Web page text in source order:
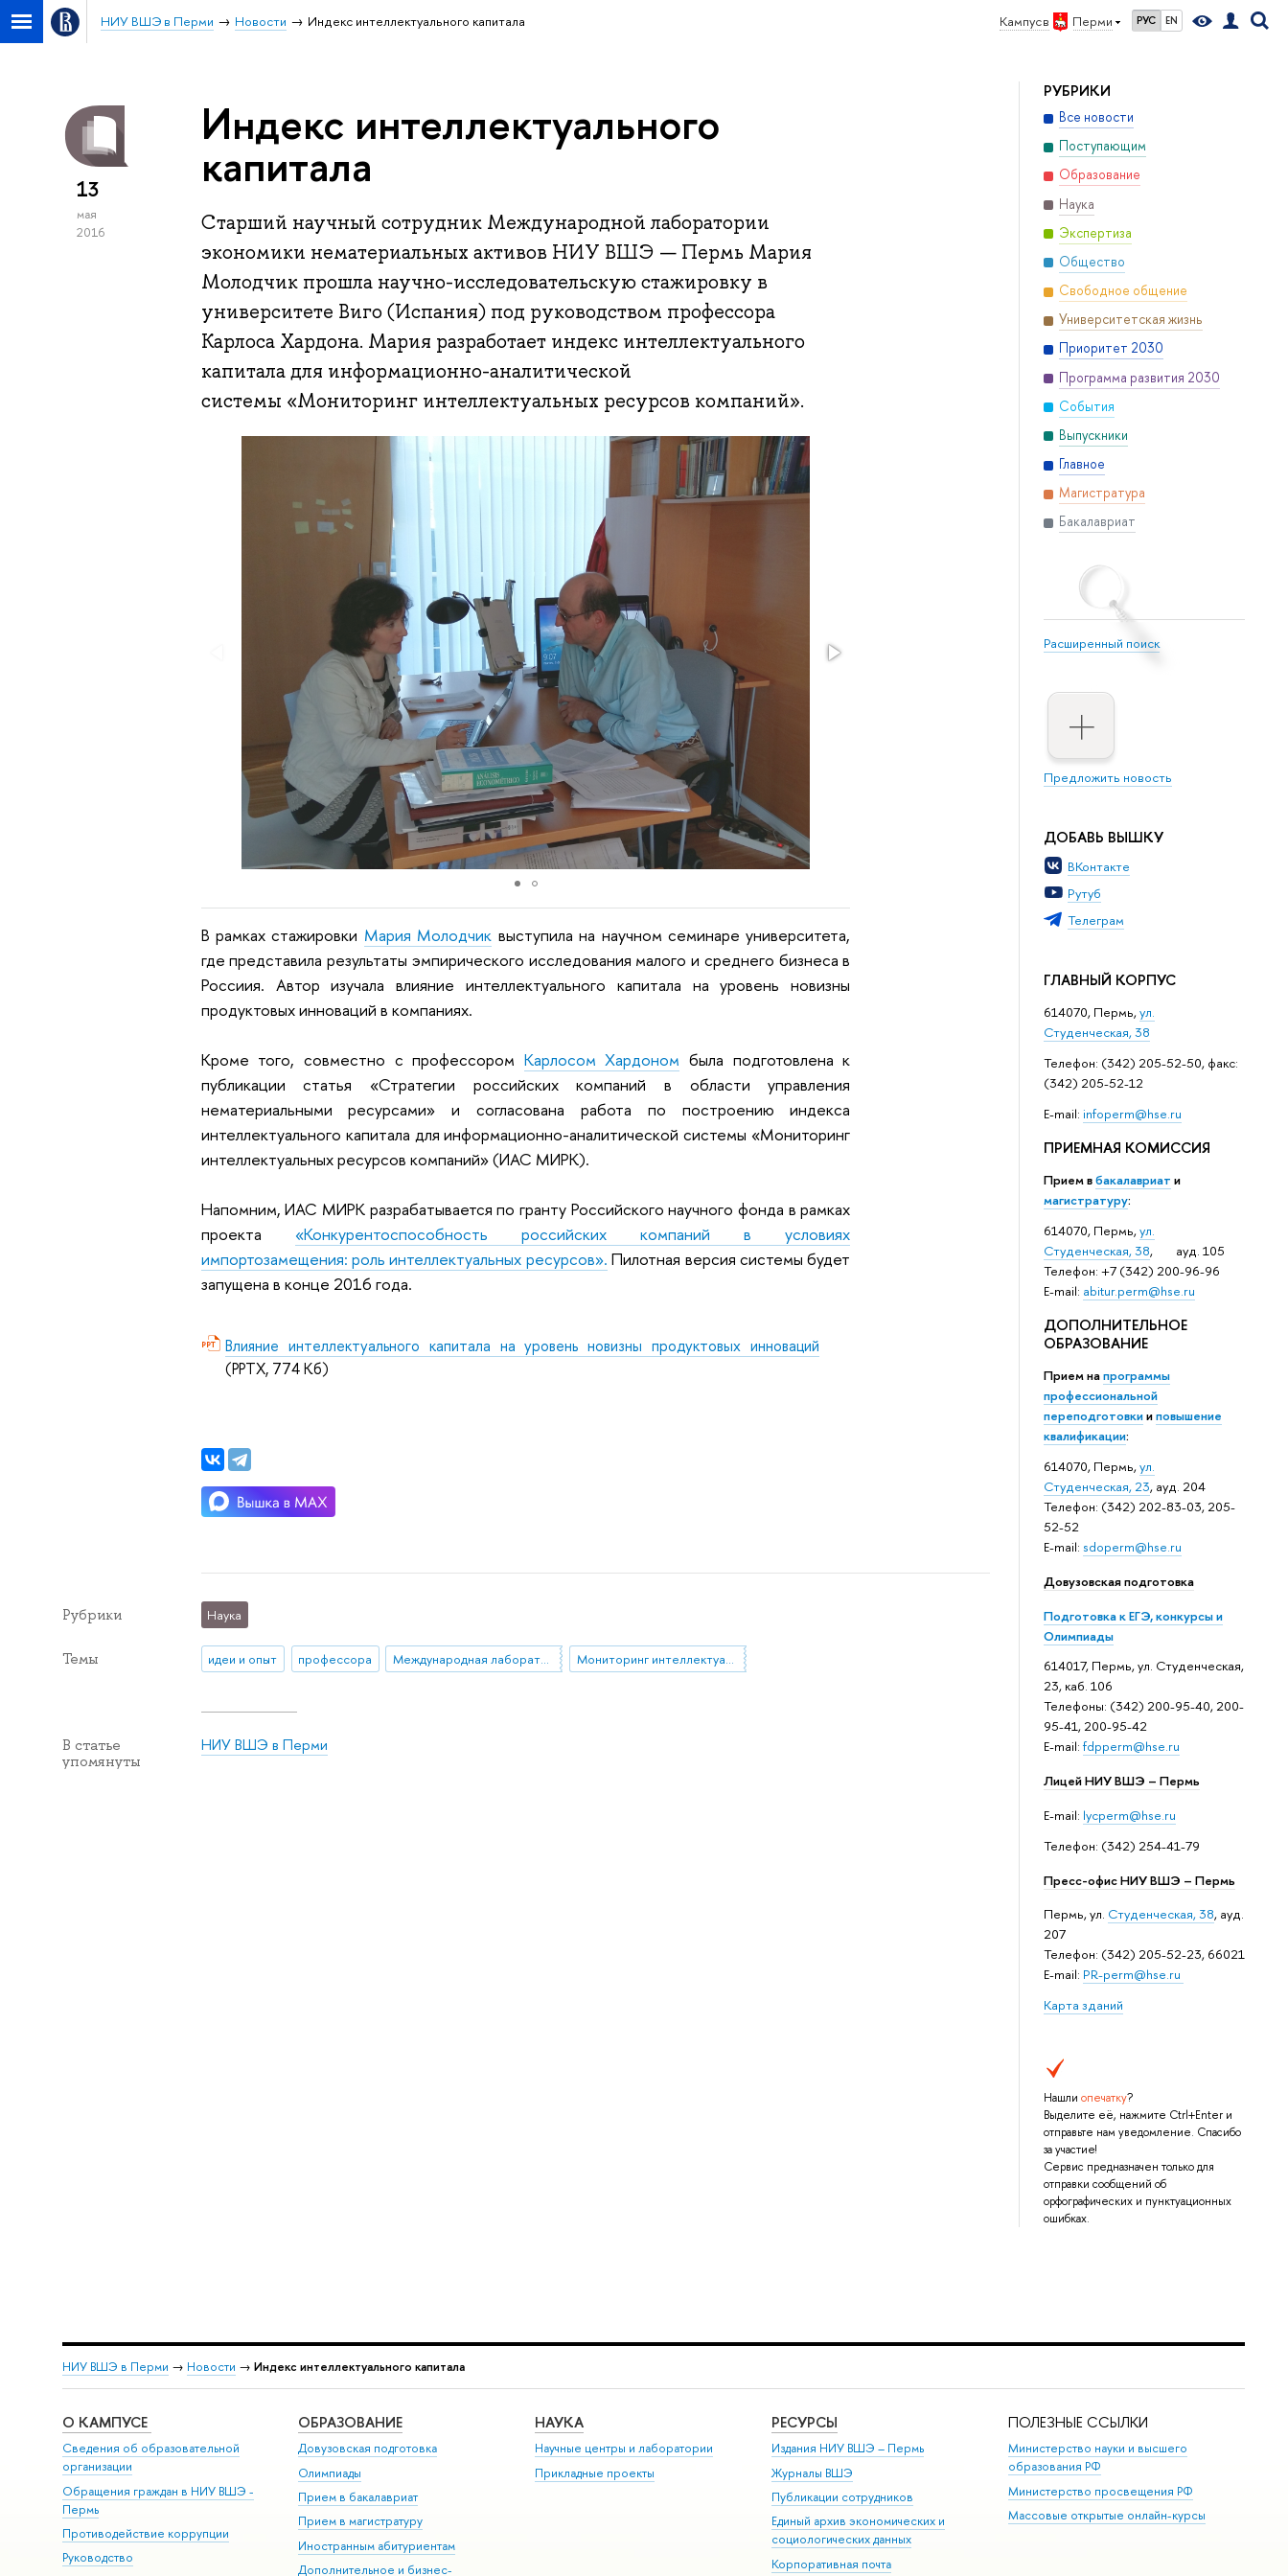
Кампус в Перми РУС EN
НИУ ВШЭ в Перми Новости Индекс интеллектуального капитала
РУБРИКИ
Все новости
Поступающим
Образование
Наука
Экспертиза
Общество
Свободное общение
Университетская жизнь
Приоритет 2030
Программа развития 2030
События
Выпускники
Главное
Магистратура
Бакалавриат
Расширенный поиск
Предложить новость
ДОБАВЬ ВЫШКУ
ВКонтакте
Рутуб
Телеграм
ГЛАВНЫЙ КОРПУС
614070, Пермь,ул.
Студенческая, 38
Телефон: (342) 205-52-50, факс:
(342) 205-52-12
Е-mail: infoperm@hse.ru
ПРИЕМНАЯ КОМИССИЯ
Прием вбакалавриат и
магистратуру:
614070, Пермь,ул.
Студенческая, 38, ауд. 105
Телефон: +7 (342) 200-96-96
E-mail: abitur.perm@hse.ru
ДОПОЛНИТЕЛЬНОЕ
ОБРАЗОВАНИЕ
Прием напрограммы
профессиональной
переподготовкииповышение
квалификации:
614070, Пермь,ул.
Студенческая, 23, ауд. 204
Телефон: (342) 202-83-03, 205-
52-52
E-mail: sdoperm@hse.ru
Довузовская подготовка
Подготовка к ЕГЭ, конкурсы и
Олимпиады
614017, Пермь, ул. Студенческая,
23, каб. 106
Телефоны: (342) 200-95-40, 200-
95-41, 200-95-42
E-mail: fdpperm@hse.ru
Лицей НИУ ВШЭ – Пермь
E-mail: lycperm@hse.ru
Телефон: (342) 254-41-79
Пресс-офис НИУ ВШЭ – Пермь
Пермь, ул. Студенческая, 38, ауд.
207
Телефон: (342) 205-52-23, 66021
E-mail: PR-perm@hse.ru
Карта зданий
Нашли опечатку?
Выделите её, нажмите Ctrl+Enter и
отправьте нам уведомление. Спасибо
за участие!
Сервис предназначен только для
отправки сообщений об
орфографических и пунктуационных
ошибках.
13
мая
2016
Индекс интеллектуального
капитала
Старший научный сотрудник Международной лаборатории
экономики нематериальных активов НИУ ВШЭ — Пермь Мария
Молодчик прошла научно-исследовательскую стажировку в
университете Виго (Испания) под руководством профессора
Карлоса Хардона. Мария разработает индекс интеллектуального
капитала для информационно-аналитической
системы «Мониторинг интеллектуальных ресурсов компаний».
В рамках стажировки Мария Молодчик выступила на научном семинаре университета,
где представила результаты эмпирического исследования малого и среднего бизнеса в
Россиия. Автор изучала влияние интеллектуального капитала на уровень новизны
продуктовых инноваций в компаниях.
Кроме того, совместно с профессором Карлосом Хардоном была подготовлена к
публикации статья «Стратегии российских компаний в области управления
нематериальными ресурсами» и согласована работа по построению индекса
интеллектуального капитала для информационно-аналитической системы «Мониторинг
интеллектуальных ресурсов компаний» (ИАС МИРК).
Напомним,ИАС МИРК разрабатывается по гранту Российского научного фонда в рамках
проекта «Конкурентоспособность российских компаний в условиях
импортозамещения: роль интеллектуальных ресурсов». Пилотная версия системы будет
запущена в конце 2016 года.
Влияние интеллектуального капитала на уровень новизны продуктовых инноваций
(PPTX, 774 Кб)
Рубрики Наука
Темы идеи и опыт профессора Международная лаборатория экономики нематериальных активов Мониторинг интеллектуальных ресурсов компаний
В статье
упомянуты
НИУ ВШЭ в Перми
НИУ ВШЭ в Перми → Новости → Индекс интеллектуального капитала
О КАМПУСЕ
Сведения об образовательной
организации
Обращения граждан в НИУ ВШЭ -
Пермь
Противодействие коррупции
Руководство
ОБРАЗОВАНИЕ
Довузовская подготовка
Олимпиады
Прием в бакалавриат
Прием в магистратуру
Иностранным абитуриентам
Дополнительное и бизнес-
НАУКА
Научные центры и лаборатории
Прикладные проекты
РЕСУРСЫ
Издания НИУ ВШЭ ­– Пермь
Журналы ВШЭ
Публикации сотрудников
Единый архив экономических и
социологических данных
Корпоративная почта
ПОЛЕЗНЫЕ ССЫЛКИ
Министерство науки и высшего
образования РФ
Министерство просвещения РФ
Массовые открытые онлайн-курсы